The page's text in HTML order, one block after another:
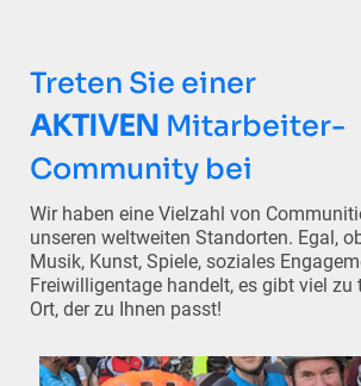
Treten Sie einer
AKTIVEN Mitarbeiter-
Community bei
Wir haben eine Vielzahl von
unseren weltweiten Standorten. Egal,
Musik, Kunst, Spiele, soziales
Freiwilligentage handelt, es gibt viel zu
Ort, der zu Ihnen passt!